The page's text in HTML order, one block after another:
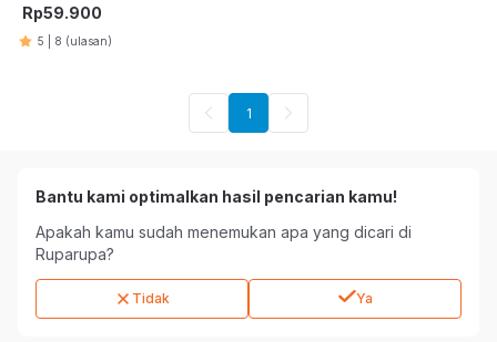
Rp59.900
5 8 (ulasan)
1
Bantu kami optimalkan hasil pencarian kamu!
Apakah kamu sudah menemukan apa yang dicari di
Ruparupa?
Tidak Ya